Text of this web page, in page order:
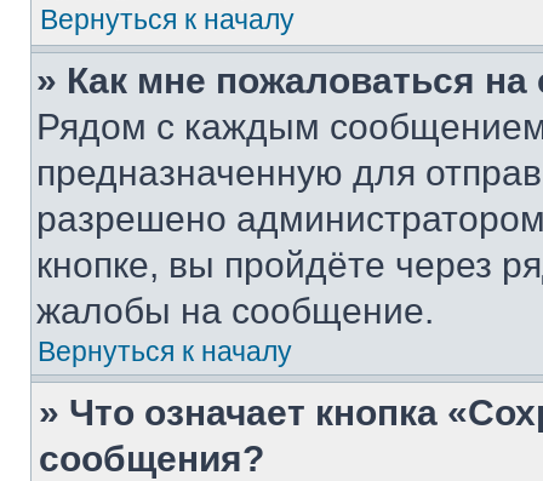
Вернуться к началу
» Как мне пожаловаться
Рядом с каждым сообщением
предназначенную для
разрешено
кнопке, вы пройдёте через
жалобы на сообщение.
Вернуться к началу
» Что означает кнопка
сообщения?